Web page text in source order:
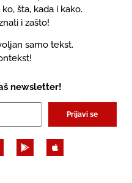
šta, kada i kako.
i zašto!
samo tekst.
newsletter!
Prijavi se